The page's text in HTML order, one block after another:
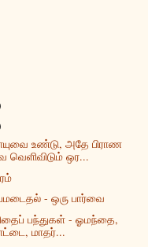
உண்டு, அதே பிராண
வெளிவிடும் ஒர...
- ஒரு பார்வை
பந்துகள் - ஓமந்தை,
மாதர்...